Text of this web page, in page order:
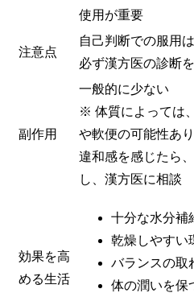
使用が重要
注意点
自己判断での服用
必ず漢方医の診断
副作用
一般的に少ない
※ 体質によっては
や軟便の可能性あり
違和感を感じたら
し、漢方医に相談
効果を高
める生活
十分な水分補
乾燥しやすい
バランスの取
体の潤いを保